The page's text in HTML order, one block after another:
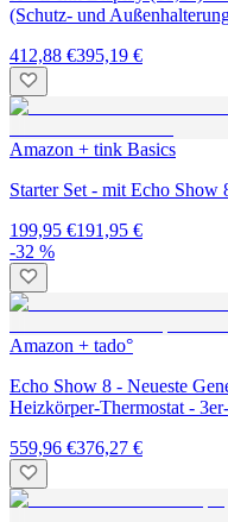
(Schutz- und
412,88 €395,19 €
Amazon + tink Basics
Starter Set - mit Echo
199,95 €191,95 €
-32 %
Amazon + tado°
Echo Show 8 - Neueste
Heizkörper-Thermostat -
559,96 €376,27 €